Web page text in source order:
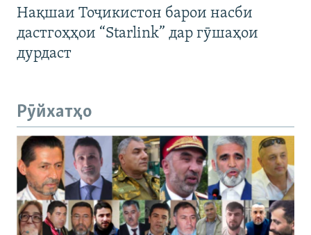
Нақшаи Тоҷикистон барои насби
дастгоҳҳои “Starlink” дар гӯшаҳои
дурдаст
Рӯйхатҳо